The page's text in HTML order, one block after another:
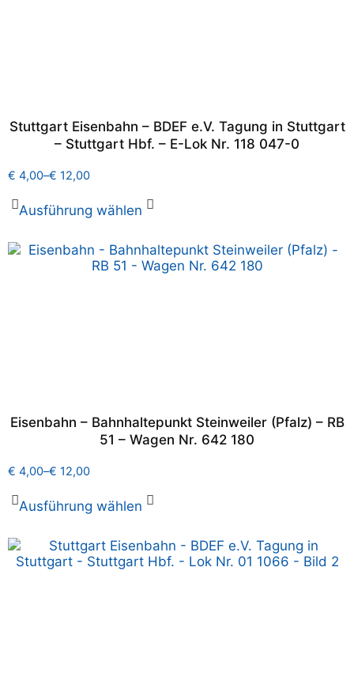
Stuttgart Eisenbahn – BDEF e.V. Tagung in Stuttgart
– Stuttgart Hbf. – E-Lok Nr. 118 047-0
€ 4,00–€ 12,00
Ausführung wählen
Eisenbahn – Bahnhaltepunkt Steinweiler (Pfalz) – RB
51 – Wagen Nr. 642 180
€ 4,00–€ 12,00
Ausführung wählen